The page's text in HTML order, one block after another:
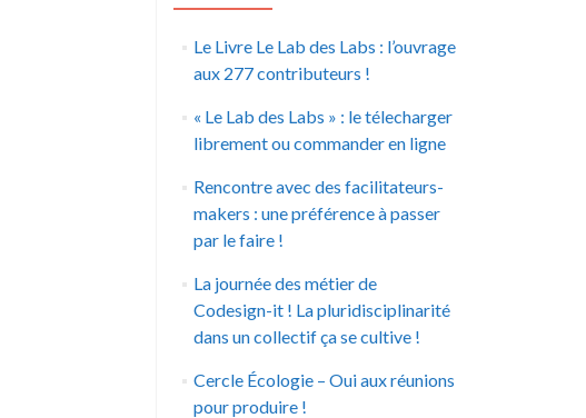
Le Livre Le Lab des Labs : l’ouvrage
aux 277 contributeurs !
« Le Lab des Labs » : le télecharger
librement ou commander en ligne
Rencontre avec des facilitateurs-
makers : une préférence à passer
par le faire !
La journée des métier de
Codesign-it ! La pluridisciplinarité
dans un collectif ça se cultive !
Cercle Écologie – Oui aux réunions
pour produire !